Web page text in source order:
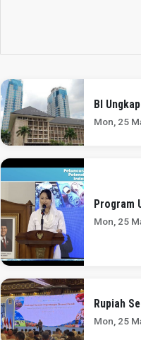
BI
Mon, 25
Program
Mon, 25
Rupiah
Mon, 25